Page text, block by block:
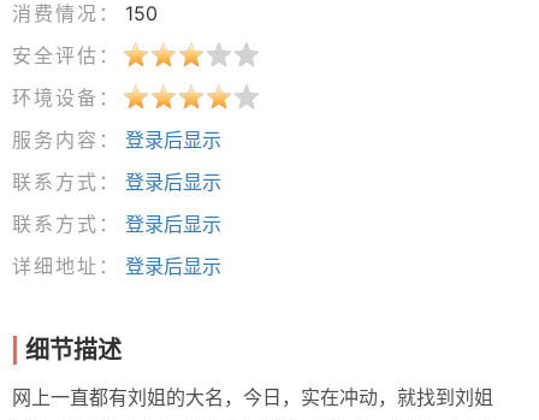
消费情况：
150
安全评估：
环境设备：
服务内容：
登录后显示
联系方式：
登录后显示
联系方式：
登录后显示
详细地址：
登录后显示
细节描述
网上一直都有刘姐的大名，今日，实在冲动，就找到刘姐